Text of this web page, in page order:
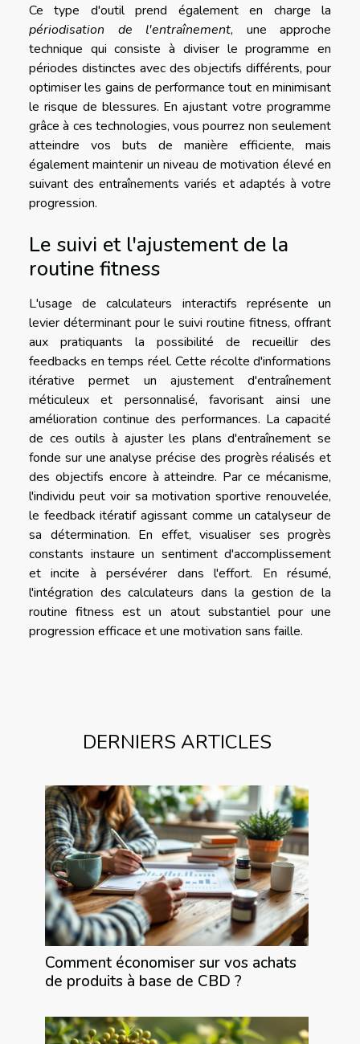
Ce type d'outil prend également en charge la
périodisation de l'entraînement, une approche
technique qui consiste à diviser le programme en
périodes distinctes avec des objectifs différents, pour
optimiser les gains de performance tout en minimisant
le risque de blessures. En ajustant votre programme
grâce à ces technologies, vous pourrez non seulement
atteindre vos buts de manière efficiente, mais
également maintenir un niveau de motivation élevé en
suivant des entraînements variés et adaptés à votre
progression.
Le suivi et l'ajustement de la
routine fitness
L'usage de calculateurs interactifs représente un
levier déterminant pour le suivi routine fitness, offrant
aux pratiquants la possibilité de recueillir des
feedbacks en temps réel. Cette récolte d'informations
itérative permet un ajustement d'entraînement
méticuleux et personnalisé, favorisant ainsi une
amélioration continue des performances. La capacité
de ces outils à ajuster les plans d'entraînement se
fonde sur une analyse précise des progrès réalisés et
des objectifs encore à atteindre. Par ce mécanisme,
l'individu peut voir sa motivation sportive renouvelée,
le feedback itératif agissant comme un catalyseur de
sa détermination. En effet, visualiser ses progrès
constants instaure un sentiment d'accomplissement
et incite à persévérer dans l'effort. En résumé,
l'intégration des calculateurs dans la gestion de la
routine fitness est un atout substantiel pour une
progression efficace et une motivation sans faille.
DERNIERS ARTICLES
Comment économiser sur vos achats
de produits à base de CBD ?